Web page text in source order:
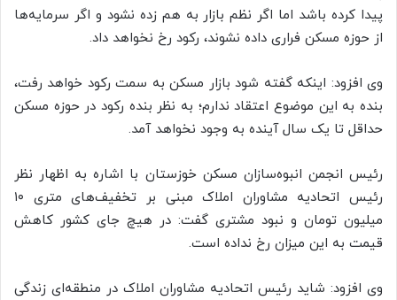
پیدا کرده باشد اما اگر نظم بازار به هم زده نشود و اگر سرمایه‌ها
از حوزه مسکن فراری داده نشوند، رکود رخ نخواهد داد.
وی افزود: اینکه گفته شود بازار مسکن به سمت رکود خواهد رفت،
بنده به این موضوع اعتقاد ندارم؛ به نظر بنده رکود در حوزه مسکن
حداقل تا یک سال آینده به وجود نخواهد آمد.
رئیس انجمن انبوه‌سازان مسکن خوزستان با اشاره به اظهار نظر
رئیس اتحادیه مشاوران املاک مبنی بر تخفیف‌های متری ۱۰
میلیون تومان و نبود مشتری گفت: در هیچ جای کشور کاهش
قیمت به این میزان رخ نداده است.
وی افزود: شاید رئیس اتحادیه مشاوران املاک در منطقه‌ای زندگی